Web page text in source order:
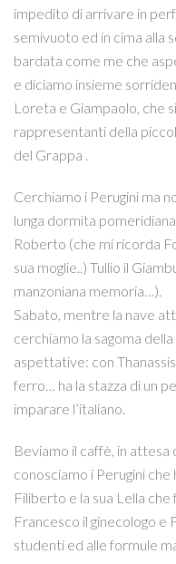
impedito di arrivare in
semivuoto ed in cima alla
bardata come me che
e diciamo insieme
Loreta e Giampaolo, che
rappresentanti della
del Grappa .
Cerchiamo i Perugini ma
lunga dormita
Roberto (che mi ricorda
sua moglie..) Tullio il
manzoniana memoria…).
Sabato, mentre la nave
cerchiamo la sagoma
aspettative: con
ferro… ha la stazza di un
imparare l’italiano.
Beviamo il caffè, in attesa
conosciamo i Perugini
Filiberto e la sua Lella
Francesco il ginecologo e
studenti ed alle formule